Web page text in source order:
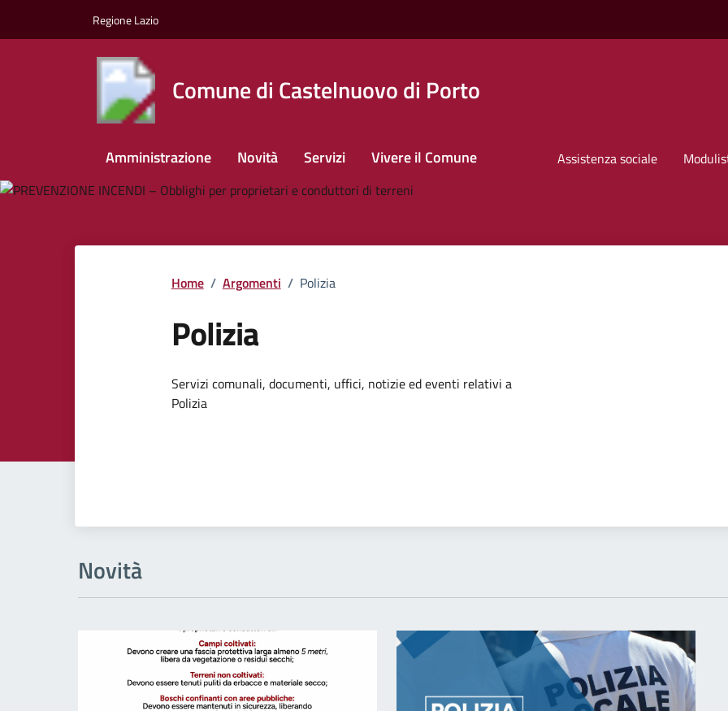
Regione Lazio
Comune di Castelnuovo di Porto
Amministrazione Novità Servizi Vivere il Comune Assistenza sociale
Home / Argomenti / Polizia
Polizia
Dettagli dell'argomento
Servizi comunali, documenti, uffici, notizie ed eventi relativi a
Polizia
Novità